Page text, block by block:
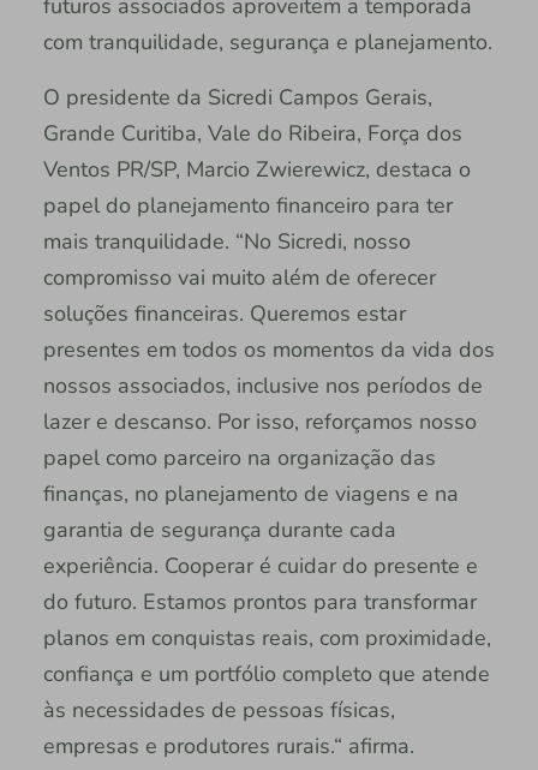
futuros associados aproveitem a temporada
com tranquilidade, segurança e planejamento.
O presidente da Sicredi Campos Gerais,
Grande Curitiba, Vale do Ribeira, Força dos
Ventos PR/SP, Marcio Zwierewicz, destaca o
papel do planejamento financeiro para ter
mais tranquilidade. “No Sicredi, nosso
compromisso vai muito além de oferecer
soluções financeiras. Queremos estar
presentes em todos os momentos da vida dos
nossos associados, inclusive nos períodos de
lazer e descanso. Por isso, reforçamos nosso
papel como parceiro na organização das
finanças, no planejamento de viagens e na
garantia de segurança durante cada
experiência. Cooperar é cuidar do presente e
do futuro. Estamos prontos para transformar
planos em conquistas reais, com proximidade,
confiança e um portfólio completo que atende
às necessidades de pessoas físicas,
empresas e produtores rurais.“ afirma.